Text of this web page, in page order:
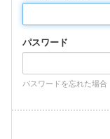
パスワード
パスワードを忘れた場合